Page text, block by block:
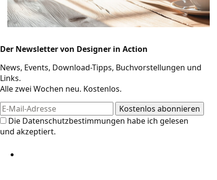
Design-Ressourcen
Der Newsletter von Designer in Action
News, Events, Download-Tipps, Buchvorstellungen und
Links.
Alle zwei Wochen neu. Kostenlos.
Die Datenschutzbestimmungen habe ich gelesen
und akzeptiert.